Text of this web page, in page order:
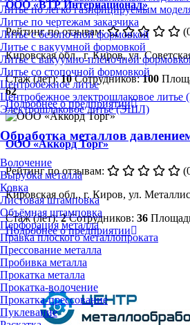
Литье по легко газифицируемым
Литье по чертежам заказчика
Литье с безопочной формовкой
Литье с вакуумной формовкой
Литье с вакуумно-плёночной
Литье со стопочной формовкой
Центробежное литье
Центробежное электрошлаковое
Электрошлаковое литье (ЭШЛ)
Обработка металлов
Волочение
Вырубка металла
Ковка
Листовая штамповка
Объёмная штамповка
Перфорация металла
Правка плоского металлопроката
Прессование металла
Пробивка металла
Прокатка металла
Прокатка-волочение
Прокатка-прессование
Пуклевание
ООО «ВТР Интернационал»
Рейтинг по отзывам:
Кировская обл., г. Киров, ул.
Стаж (лет):10 Сотрудников:100
62
Подробнее о предприятии
ООО «Аккорд Торг»
Рейтинг по отзывам:
Кировская обл., г. Киров, ул.
Стаж (лет):2 Сотрудников: 36
Подробнее о предприятии